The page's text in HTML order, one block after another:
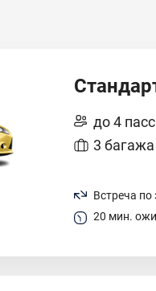
до 4
3 багажа
Встреча по
20 мин.